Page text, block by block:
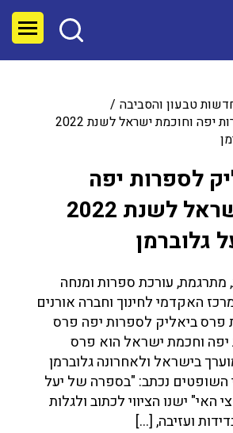
טבעון והסביבה
פרס ביאליק לספרות יפה וחוכמת ישראל לשנת 2022
לספרות יפה
וחוכמת ישראל לשנת 2022
גלוברמן
עורכת ספרות ומנחה
האקדמי לחינוך וחברה אורנים
פרס ביאליק לספרות יפה פרס
יפה וחכמת ישראל הוא פרס
בישראל ולאחרונה גלוברמן
השופטים נכתב: "בספרה של יעל
האי" ישנו הציווי לכתוב ולגלות
ועזיבה, […]